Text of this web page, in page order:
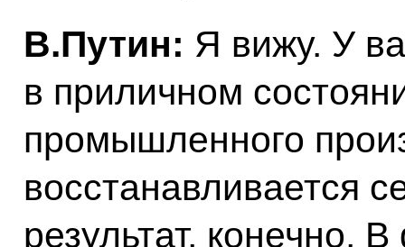
В.Путин: Я вижу. У
в приличном
промышленного
восстанавливается
результат, конечно.